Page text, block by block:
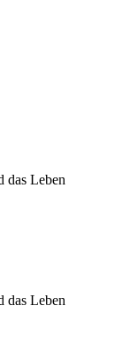
das Leben
das Leben